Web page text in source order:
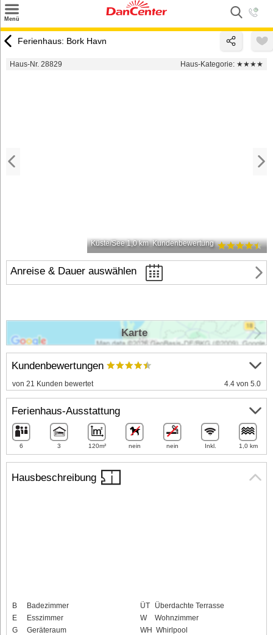
Menü
Urlaubsziele
Ferienhaus: Bork Havn
Haus-Nr. 28829 Haus-Kategorie: ★★★★
Küste/See 1,0 km Kundenbewertung
Anreise & Dauer auswählen
Hausbeschreibung
B
Badezimmer
E
Esszimmer
G
Geräteraum
ÜT
Überdachte Terrasse
W
Wohnzimmer
WH Whirlpool
Kundenbewertungen
von 21 Kunden bewertet 4.4 von 5.0
Ferienhaus-Ausstattung
6 3 120m² nein nein Inkl. 1,0 km
Karte